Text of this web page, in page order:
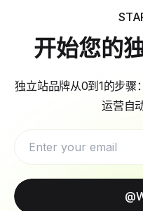
开始您的
独立站品牌从0到1的步
运营自